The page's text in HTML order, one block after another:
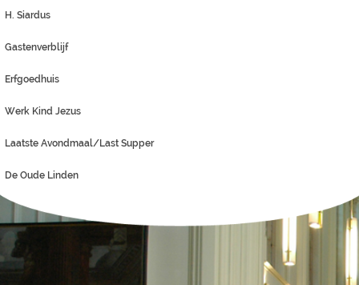
H. Siardus
Gastenverblijf
Erfgoedhuis
Werk Kind Jezus
Laatste Avondmaal/Last Supper
De Oude Linden